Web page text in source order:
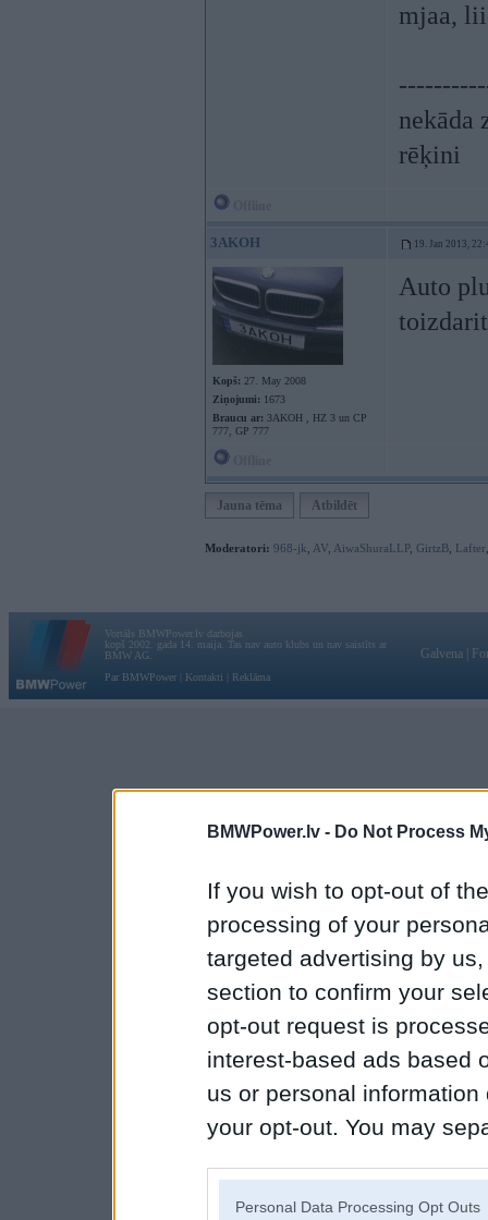
BMWPower.lv - Do Not Process
If you wish to opt-out of
processing of your
targeted advertising by
section to confirm your
opt-out request is
interest-based ads based
us or personal
your opt-out. You may
Personal Data Processing Opt Outs
mjaa,
nekāda
rēķini
3AKOH 19. Jan 2013,
Kopš: 27. May 2008
Ziņojumi: 1673
Braucu ar: 3AKOH , HZ 3 un CP
777, GP 777
Auto
Jauna tēma Atbildēt
Moderatori: 968-jk AV AiwaShuraLLP, GirtzB Lafter
Vortāls BMWPower.lv darbojas
kopš 2002. gada 14. maija. Tas nav auto klubs un nav saistīts ar
BMW AG.
Par BMWPower
Kontakti Reklāma
Galvena